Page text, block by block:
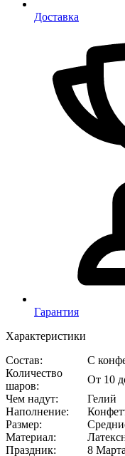
Доставка
Гарантия
Характеристики
Состав:
С
Количество
шаров:
От 10
Чем надут:
Гелий
Наполнение:
Размер:
Материал:
Праздник: 8